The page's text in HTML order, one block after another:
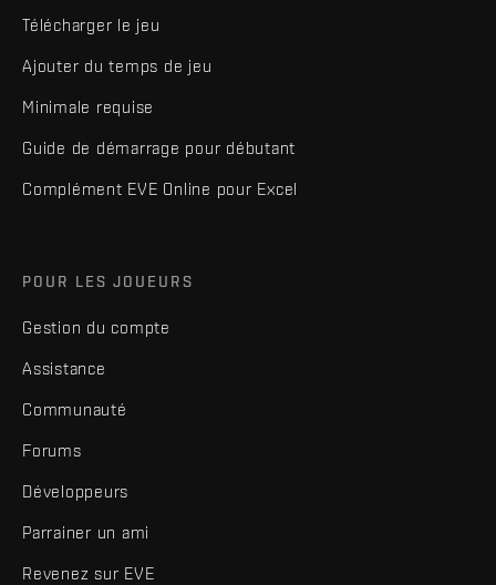
Télécharger le jeu
Ajouter du temps de jeu
Minimale requise
Guide de démarrage pour débutant
Complément EVE Online pour Excel
POUR LES JOUEURS
Gestion du compte
Assistance
Communauté
Forums
Développeurs
Parrainer un ami
Revenez sur EVE